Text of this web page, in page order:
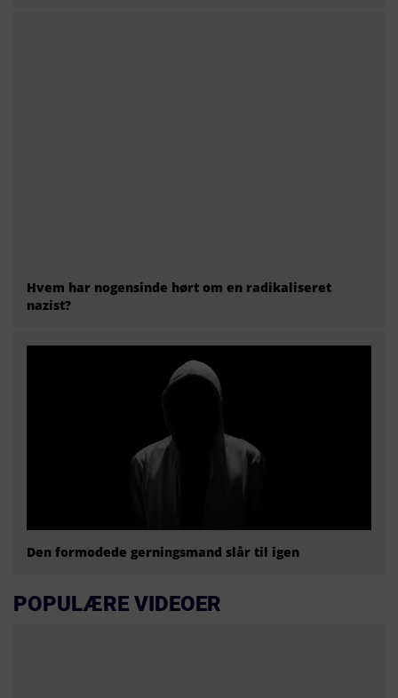
Hvem har nogensinde hørt om en radikaliseret
nazist?
Den formodede gerningsmand slår til igen
POPULÆRE VIDEOER